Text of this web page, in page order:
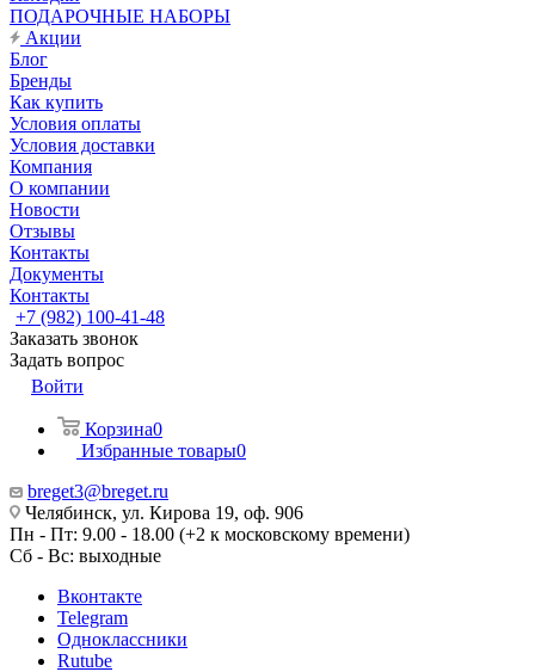
ПОДАРОЧНЫЕ НАБОРЫ
Акции
Блог
Бренды
Как купить
Условия оплаты
Условия доставки
Компания
О компании
Новости
Отзывы
Контакты
Документы
Контакты
+7 (982) 100-41-48
Заказать звонок
Задать вопрос
Войти
Корзина0
Избранные товары0
breget3@breget.ru
Челябинск, ул. Кирова 19, оф. 906
Пн - Пт: 9.00 - 18.00 (+2 к московскому времени)
Сб - Вс: выходные
Вконтакте
Telegram
Одноклассники
Rutube